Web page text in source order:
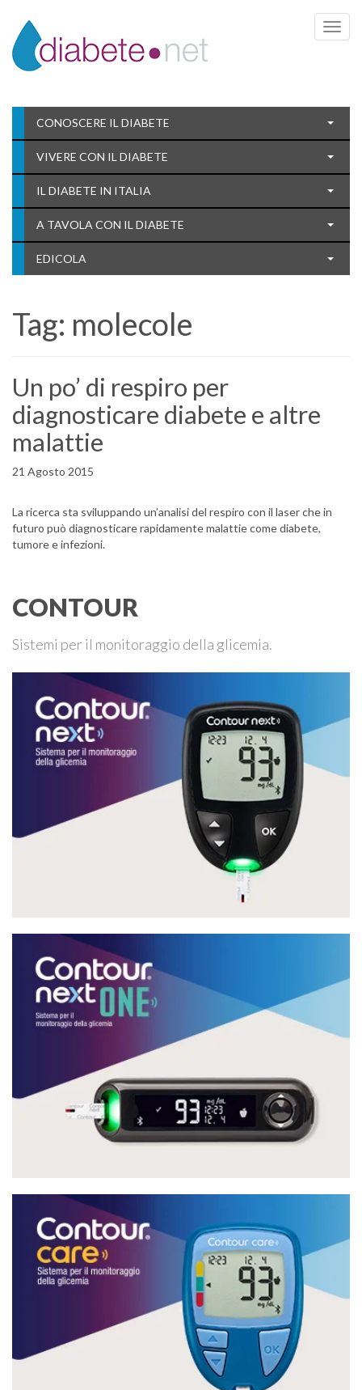
Toggle
CONOSCERE IL DIABETE
VIVERE CON IL DIABETE
IL DIABETE IN ITALIA
A TAVOLA CON IL DIABETE
EDICOLA
Tag: molecole
Un po’ di respiro per
diagnosticare diabete e altre
malattie
21 Agosto 2015
La ricerca sta sviluppando un’analisi del respiro con il laser che in
futuro può diagnosticare rapidamente malattie come diabete,
tumore e infezioni.
CONTOUR
Sistemi per il monitoraggio della glicemia.